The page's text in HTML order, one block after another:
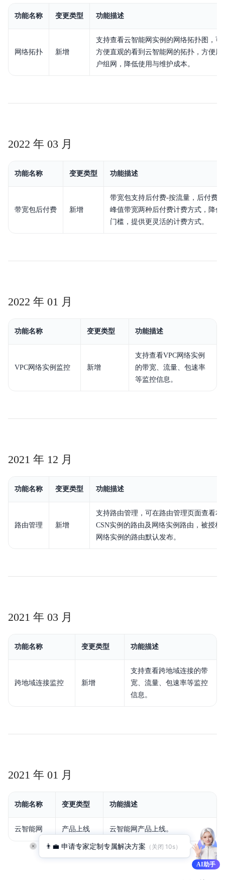
功能名称 变更类型 功能描述
网络拓扑 新增
支持查看云智能网实例的网络拓扑图，可
方便直观的看到云智能网的拓扑，方便用
户组网，降低使用与维护成本。
2022 年 03 月
功能名称 变更类型 功能描述
带宽包后付费 新增
带宽包支持后付费-按流量，后付费-
峰值带宽两种后付费计费方式，降低
门槛，提供更灵活的计费方式。
2022 年 01 月
功能名称 变更类型 功能描述
VPC网络实例监控 新增
支持查看VPC网络实例
的带宽、流量、包速率
等监控信息。
2021 年 12 月
功能名称 变更类型 功能描述
路由管理 新增
支持路由管理，可在路由管理页面查看本
CSN实例的路由及网络实例路由，被授权
网络实例的路由默认发布。
2021 年 03 月
功能名称 变更类型 功能描述
跨地域连接监控 新增
支持查看跨地域连接的带
宽、流量、包速率等监控
信息。
2021 年 01 月
功能名称 变更类型 功能描述
云智能网 产品上线 云智能网产品上线。
AI助手
👨‍💼 申请专家定制专属解决方案 （关闭 9s）